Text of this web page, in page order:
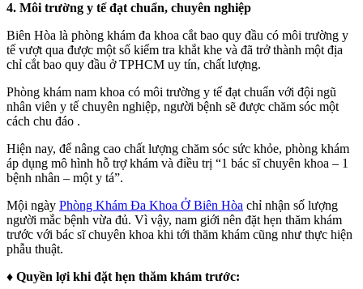
4. Môi trường y tế đạt chuẩn, chuyên nghiệp
Biên Hòa là phòng khám đa khoa cắt bao quy đầu có môi trường y
tế vượt qua được một số kiểm tra khắt khe và đã trở thành một địa
chỉ cắt bao quy đầu ở TPHCM uy tín, chất lượng.
Phòng khám nam khoa có môi trường y tế đạt chuẩn với đội ngũ
nhân viên y tế chuyên nghiệp, người bệnh sẽ được chăm sóc một
cách chu đáo .
Hiện nay, để nâng cao chất lượng chăm sóc sức khỏe, phòng khám
áp dụng mô hình hỗ trợ khám và điều trị “1 bác sĩ chuyên khoa – 1
bệnh nhân – một y tá”.
Mội ngày Phòng Khám Đa Khoa Ở Biên Hòa chỉ nhận số lượng
người mắc bệnh vừa đủ. Vì vậy, nam giới nên đặt hẹn thăm khám
trước với bác sĩ chuyên khoa khi tới thăm khám cũng như thực hiện
phẫu thuật.
♦ Quyền lợi khi đặt hẹn thăm khám trước: